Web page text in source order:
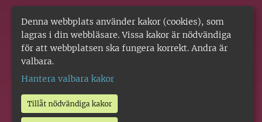
Denna webbplats använder kakor (cookies), som
lagras i din webbläsare. Vissa kakor är nödvändiga
för att webbplatsen ska fungera korrekt. Andra är
valbara.
Hantera valbara kakor
Tillåt nödvändiga kakor